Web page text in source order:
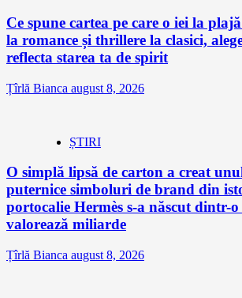
Ce spune cartea pe care o iei la
la romance și thrillere la clasici,
reflecta starea ta de spirit
Țîrlă Bianca august 8, 2026
ȘTIRI
O simplă lipsă de carton a creat
puternice simboluri de brand din
portocalie Hermès s-a născut dintr-
valorează miliarde
Țîrlă Bianca august 8, 2026